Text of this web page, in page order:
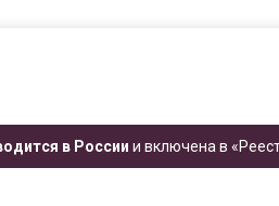
в России и включена в
. Техника ЧЕТРА